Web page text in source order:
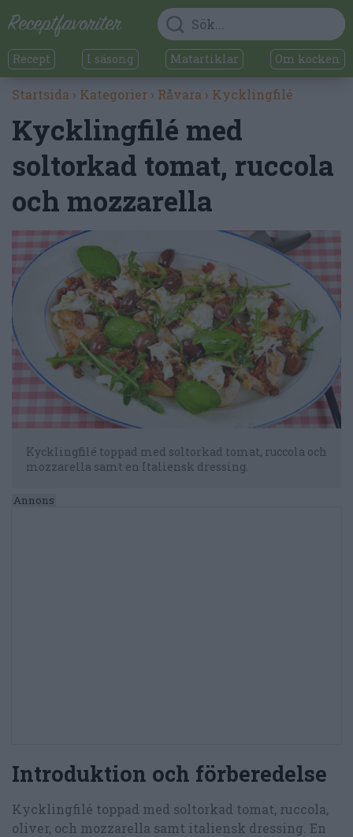
Recept I säsong Matartiklar Om kocken
Startsida › Kategorier › Råvara › Kycklingfilé
Kycklingfilé med
soltorkad tomat, ruccola
och mozzarella
Kycklingfilé toppad med soltorkad tomat, ruccola och
mozzarella samt en Italiensk dressing.
Introduktion och förberedelse
Kycklingfilé toppad med soltorkad tomat, ruccola,
oliver, och mozzarella samt italiensk dressing. En